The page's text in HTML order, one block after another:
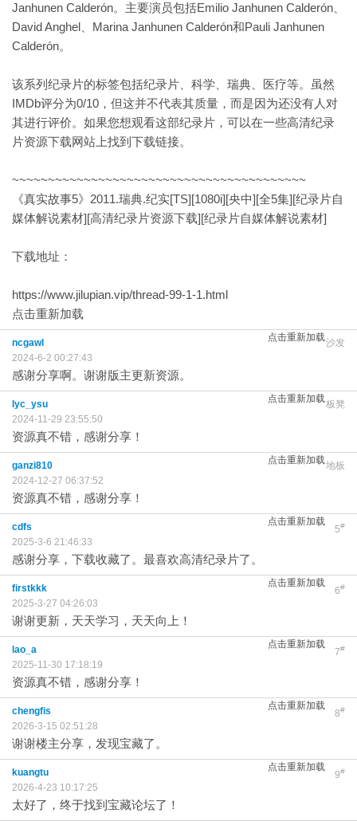
Janhunen Calderón。主要演员包括Emilio Janhunen Calderón、
David Anghel、Marina Janhunen Calderón和Pauli Janhunen
Calderón。
该系列纪录片的标签包括纪录片、科学、瑞典、医疗等。虽然
IMDb评分为0/10，但这并不代表其质量，而是因为还没有人对
其进行评价。如果您想观看这部纪录片，可以在一些高清纪录
片资源下载网站上找到下载链接。
~~~~~~~~~~~~~~~~~~~~~~~~~~~~~~~~~~~~~~~~~
《真实故事5》2011.瑞典.纪实[TS][1080i][央中][全5集][纪录片自
媒体解说素材][高清纪录片资源下载][纪录片自媒体解说素材]
下载地址：
https://www.jilupian.vip/thread-99-1-1.html
点击重新加载
点击重新加载沙发
ncgawl
2024-6-2 00:27:43
感谢分享啊。谢谢版主更新资源。
点击重新加载板凳
lyc_ysu
2024-11-29 23:55:50
资源真不错，感谢分享！
点击重新加载地板
ganzi810
2024-12-27 06:37:52
资源真不错，感谢分享！
点击重新加载
5#
cdfs
2025-3-6 21:46:33
感谢分享，下载收藏了。最喜欢高清纪录片了。
点击重新加载
6#
firstkkk
2025-3-27 04:26:03
谢谢更新，天天学习，天天向上！
点击重新加载
7#
lao_a
2025-11-30 17:18:19
资源真不错，感谢分享！
点击重新加载
8#
chengfis
2026-3-15 02:51:28
谢谢楼主分享，发现宝藏了。
点击重新加载
9#
kuangtu
2026-4-23 10:17:25
太好了，终于找到宝藏论坛了！